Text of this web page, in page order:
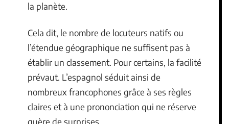
la planète.
Cela dit, le nombre de locuteurs natifs ou
l’étendue géographique ne suffisent pas à
établir un classement. Pour certains, la facilité
prévaut. L’espagnol séduit ainsi de
nombreux francophones grâce à ses règles
claires et à une prononciation qui ne réserve
guère de surprises.